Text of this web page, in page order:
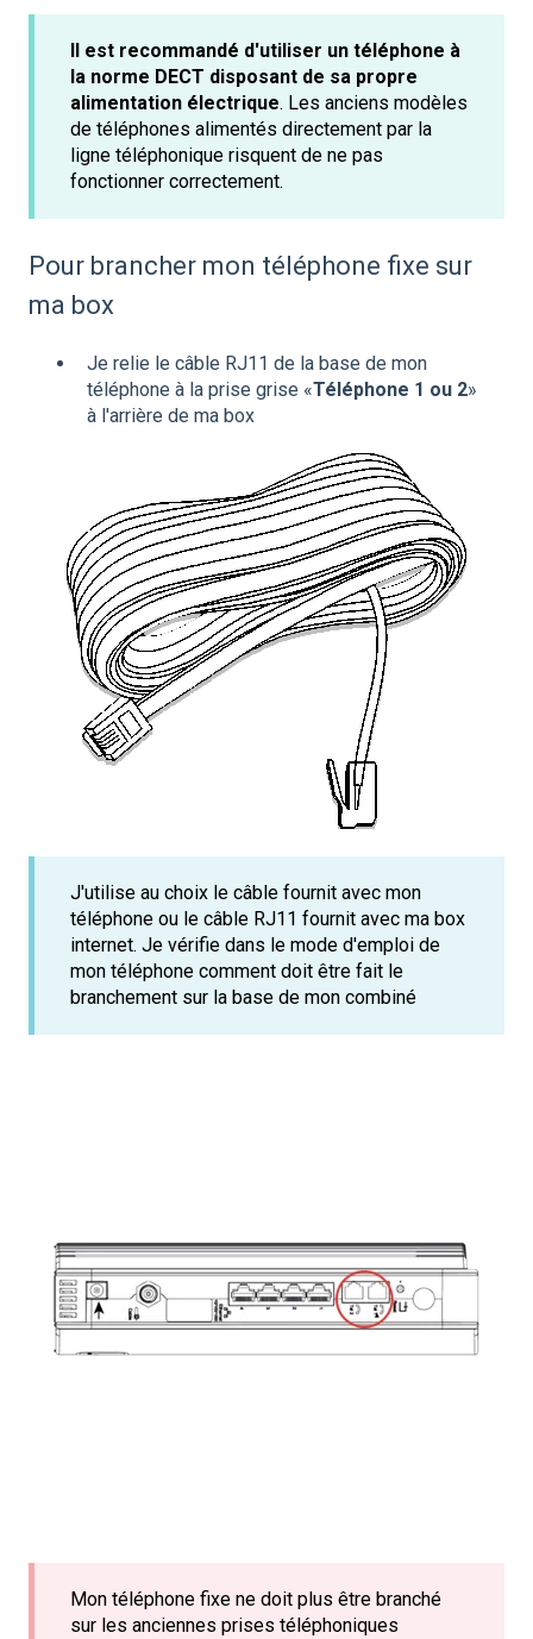
Il est recommandé d'utiliser un téléphone à
la norme DECT disposant de sa propre
alimentation électrique. Les anciens modèles
de téléphones alimentés directement par la
ligne téléphonique risquent de ne pas
fonctionner correctement.
Pour brancher mon téléphone fixe sur
ma box
Je relie le câble RJ11 de la base de mon
téléphone à la prise grise «Téléphone 1 ou 2»
à l'arrière de ma box
J'utilise au choix le câble fournit avec mon
téléphone ou le câble RJ11 fournit avec ma box
internet. Je vérifie dans le mode d'emploi de
mon téléphone comment doit être fait le
branchement sur la base de mon combiné
Mon téléphone fixe ne doit plus être branché
sur les anciennes prises téléphoniques